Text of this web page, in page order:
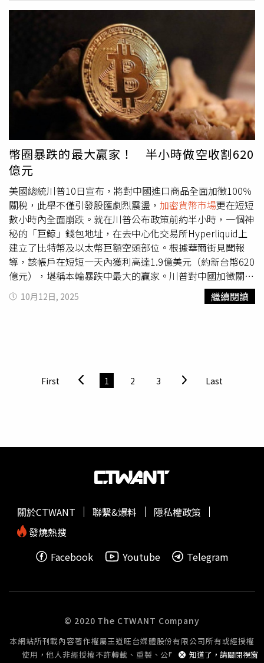
Police Department）隨後在其Telegram官方頻道發布聲
明，表示目前正針對是否為自我造成或涉及他殺展開調查。
警方透露，在死亡前一天，加里奇曾向家人傳達財務困難的
焦慮，並透過訊息向親屬道別。這些線索讓調查方向偏向自
殺的可能。家屬與警方仍在等待彈道及鑑識結果，以釐清事
件全貌。在加里奇的官方Telegram頻道上，其團隊發出公
告證實死訊：「庫多（Konstantin Kudo）不幸離世。死因
正在調查中，後續消息將隨時更新。」貼文下方湧入大量追
隨者留言表達震驚與哀悼，許多人難以接受這位年輕交易員
的突然離世。加里奇以庫多（Kostya Kudo）之名活躍於加
密社群，是烏克蘭及歐洲地區知名的加密貨幣教育與策略專
家。他共同創辦「加密學鑰」（Cryptology Key）交易學
院，長期在社群媒體與論壇分享市場趨勢分析與交易策略，
擁有大量追隨者與學生。他以直率的市場觀察與高風險操作
風格聞名，近年亦曾參與多項區塊鏈專案顧問工作。這起事
件發生的時機敏感。近來 加密貨幣市場再度重挫，波動劇
烈。美國總統川普（Donald Trump）日前宣布對中國進口
商品徵收全面性的100%關稅，並同步對關鍵軟體技術祭出
出口限制，引發全球投資人恐慌。消息公布後，大量資金自
數位資產市場撤離，導致比特幣與主流加密貨幣短線暴跌，
引發連鎖的強制平倉潮。根據交易平台資料，短短48小時
性。基輔警方正在調閱周邊監視器畫面，並已對死者的金融
帳戶與加密資產交易紀錄進行追查。
幣圈暴跌的最大贏家！ 半小時做空收割620
億元
美國總統川普10日宣布，將對中國進口商品全面加徵100％
關稅，此舉不僅引發股匯劇烈震盪， 加密貨幣市場更在短短
數小時內全面崩跌。就在川普公布政策前約半小時，一個神
秘的「巨鯨」錢包地址，在去中心化交易所Hyperliquid上
建立了比特幣及以太幣巨額空頭部位。根據華爾街見聞報
導，該帳戶在短短一天內獲利高達1.9億美元（約新台幣620
億元），堪稱本輪暴跌中最大的贏家。川普對中國加徵關稅
消息公布後，比特幣（BTC）盤中應聲失守11萬美元大關，
最低觸及10萬5930美元，隨後回升至約11.2萬美元。根據
「這還只是Hyperliquid上可見的部分。想像一下他在中心
化交易所（CEX）裡的操作，絕對在今天的崩盤中扮演了關
自高度自動化的量化策略或敏銳的宏觀交易模型。
10月12日, 2025 繼續閱讀
First 1 2 3 Last
知道了，請關閉視窗
關於CTWANT 聯繫&爆料
隱私權政策
發燒熱搜
Facebook
Youtube Telegram
© 2020 The CTWANT Company
本網站所刊載內容著作權屬王道旺台媒體股份有限公司所有或經授權
使用，他人非經授權不許轉載、重製、公開播送或公開傳輸。